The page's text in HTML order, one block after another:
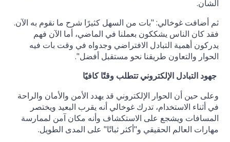
الشأن.
ثم أضافت غوخالي: "بات من السهل كثيرًا شرح ما نقوم به الآن.
فقد كان الناس يشككون بعملنا في الماضي، أما الآن فهم
يدركون أهمية التبادل الافتراضي وجدواه في وقت بات فيه
الحوار والتعاون طريقنا نحو مستقبل أفضل".
جهود التبادل الإلكتروني تتطلب وقتًا كافيًا
وعلى حين أن الحوار الإلكتروني قد يهدد الأمن والأمان والراحة
في أثناء الاستخدام، تدرك غوخالي أنه يقرب البعيد ويختصر
المسافات ويشجع على الاستكشاف وأنه مكان آمن لممارسة
مهارات العالم الحقيقي و"أكثر ثباتًا" على المدى الطويل.